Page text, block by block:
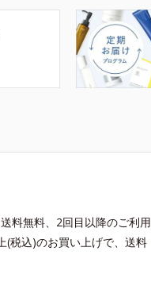
料無料、2回目以降のご利用
(税込)のお買い上げで、送料